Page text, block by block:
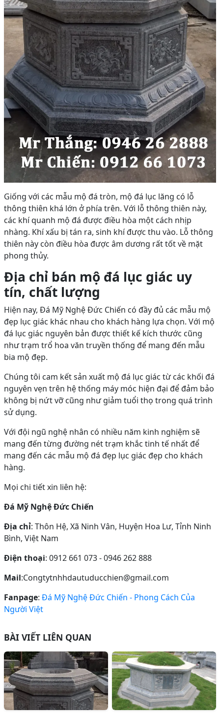
Giống với các mẫu mộ đá tròn, mộ đá lục lăng có lỗ
thông thiên khá lớn ở phía trên. Với lỗ thông thiên này,
các khí quanh mộ đá được điều hòa một cách nhịp
nhàng. Khí xấu bị tán ra, sinh khí được thu vào. Lỗ thông
thiên này còn điều hòa được âm dương rất tốt về mặt
phong thủy.
Địa chỉ bán mộ đá lục giác uy
tín, chất lượng
Hiện nay, Đá Mỹ Nghệ Đức Chiến có đầy đủ các mẫu mộ
đẹp lục giác khác nhau cho khách hàng lựa chọn. Với mộ
đá lục giác nguyên bản được thiết kế kích thước cũng
như trạm trổ hoa văn truyền thống để mang đến mẫu
bia mộ đẹp.
Chúng tôi cam kết sản xuất mộ đá lục giác từ các khối đá
nguyên vẹn trên hệ thống máy móc hiện đại để đảm bảo
không bị nứt vỡ cũng như giảm tuổi thọ trong quá trình
sử dụng.
Với đội ngũ nghệ nhân có nhiều năm kinh nghiệm sẽ
mang đến từng đường nét trạm khắc tinh tế nhất để
mang đến các mẫu mộ đá đẹp lục giác đẹp cho khách
hàng.
Mọi chi tiết xin liên hệ:
Đá Mỹ Nghệ Đức Chiến
Địa chỉ: Thôn Hệ, Xã Ninh Vân, Huyện Hoa Lư, Tỉnh Ninh
Bình, Việt Nam
Điện thoại: 0912 661 073 - 0946 262 888
Mail:Congtytnhhdautuducchien@gmail.com
Fanpage: Đá Mỹ Nghệ Đức Chiến - Phong Cách Của
Người Việt
BÀI VIẾT LIÊN QUAN